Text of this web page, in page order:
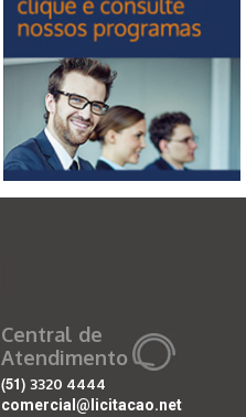
Central de
Atendimento
(51) 3320 4444
comercial@licitacao.net